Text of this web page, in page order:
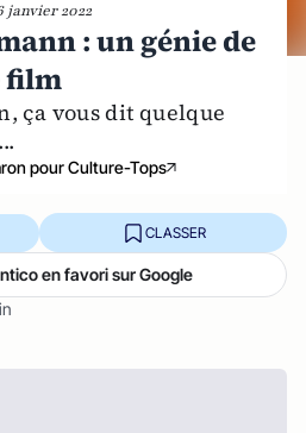
janvier 2022
: un génie de
film
ça vous dit quelque
pour Culture-Tops
CLASSER
en favori sur Google